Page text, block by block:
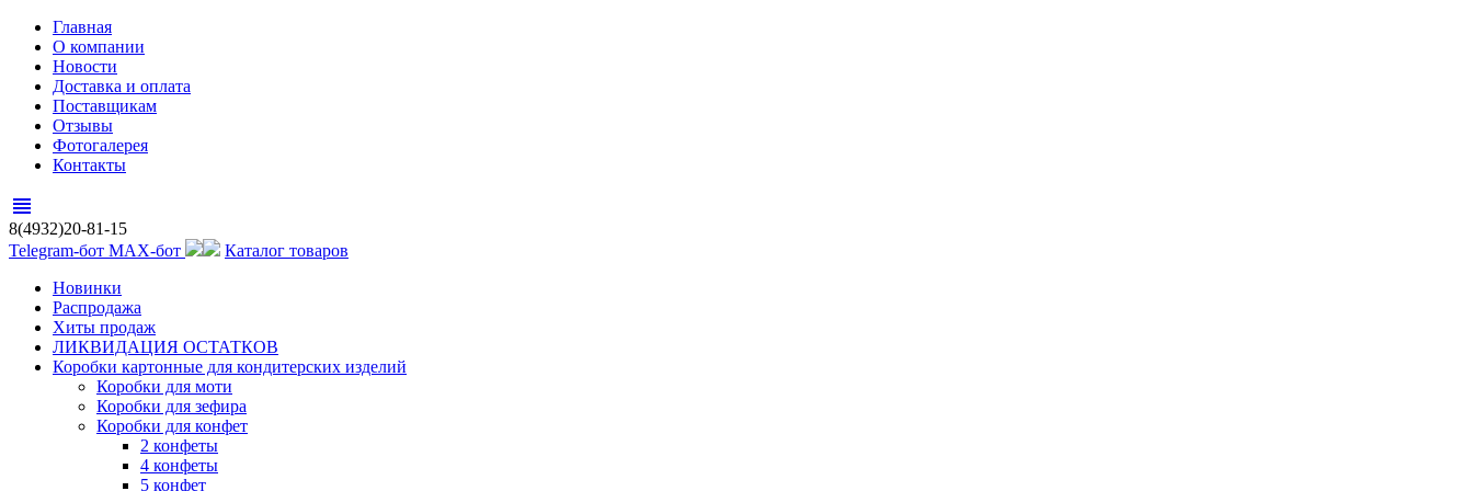
Главная
О компании
Новости
Доставка и оплата
Поставщикам
Отзывы
Фотогалерея
Контакты
view_headline
8(4932)20-81-15
Telegram-бот MAX-бот
Каталог товаров
Новинки
Распродажа
Хиты продаж
ЛИКВИДАЦИЯ ОСТАТКОВ
Коробки картонные для кондитерских изделий
Коробки для моти
Коробки для зефира
Коробки для конфет
2 конфеты
4 конфеты
5 конфет